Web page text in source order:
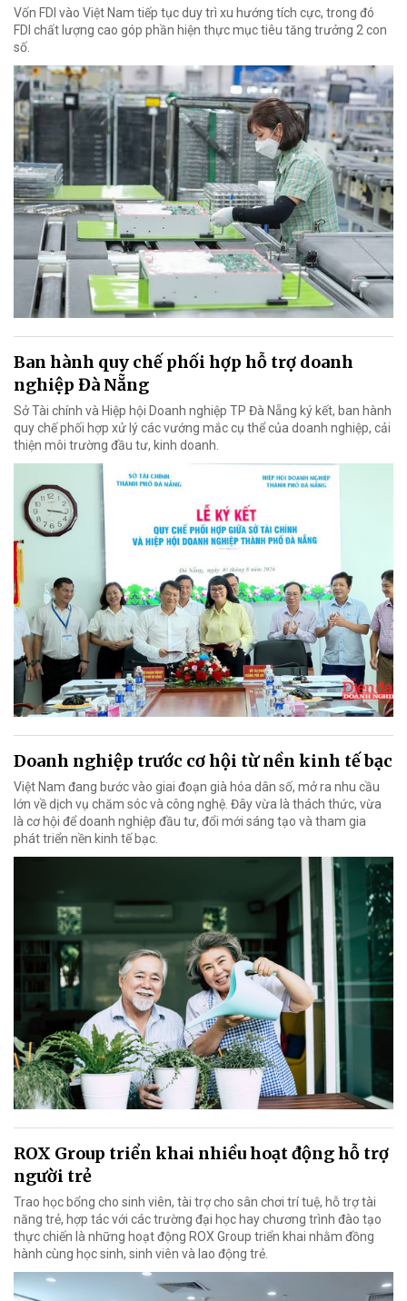
Vốn FDI vào Việt Nam tiếp tục duy trì xu hướng tích cực, trong đó
FDI chất lượng cao góp phần hiện thực mục tiêu tăng trưởng 2 con
số.
Ban hành quy chế phối hợp hỗ trợ doanh
nghiệp Đà Nẵng
Sở Tài chính và Hiệp hội Doanh nghiệp TP Đà Nẵng ký kết, ban hành
quy chế phối hợp xử lý các vướng mắc cụ thể của doanh nghiệp, cải
thiện môi trường đầu tư, kinh doanh.
Doanh nghiệp trước cơ hội từ nền kinh tế bạc
Việt Nam đang bước vào giai đoạn già hóa dân số, mở ra nhu cầu
lớn về dịch vụ chăm sóc và công nghệ. Đây vừa là thách thức, vừa
là cơ hội để doanh nghiệp đầu tư, đổi mới sáng tạo và tham gia
phát triển nền kinh tế bạc.
ROX Group triển khai nhiều hoạt động hỗ trợ
người trẻ
Trao học bổng cho sinh viên, tài trợ cho sân chơi trí tuệ, hỗ trợ tài
năng trẻ, hợp tác với các trường đại học hay chương trình đào tạo
thực chiến là những hoạt động ROX Group triển khai nhằm đồng
hành cùng học sinh, sinh viên và lao động trẻ.